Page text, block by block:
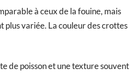
à ceux de la fouine, mais
plus variée. La couleur des crottes
de poisson et une texture souvent